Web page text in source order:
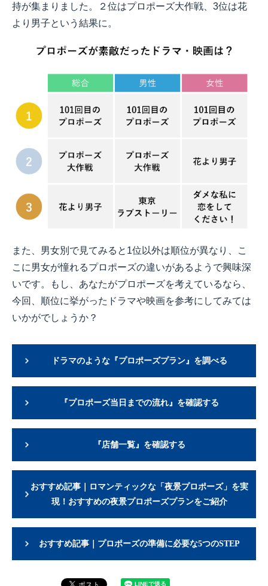
持が集まりました。２位はプロポーズ大作戦、3位は花
より男子という結果に。
また、男女別で見てみると1位以外は順位が異なり、こ
こに男女が憧れるプロポーズの違いがあるようで興味深
いです。もし、あなたがプロポーズを考えているなら、
今回、順位に挙がったドラマや映画を参考にしてみては
いかがでしょうか？
ドラマのような『プロポーズプラン』を調べる
『プロポーズ当日までの流れ』を確認する
『店舗一覧』を確認する
おすすめ記事｜ロマンティックな「夜景プロポーズ」を実
現！おすすめの夜景プロポーズプランをご紹介
おすすめ記事｜プロポーズの準備に必要な5つのSTEP